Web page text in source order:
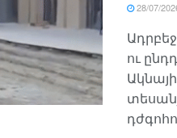
28/07/
ու